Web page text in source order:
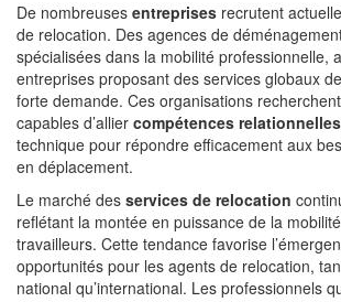
De nombreuses entreprises recrutent
de relocation. Des agences de
spécialisées dans la mobilité professionnelle,
entreprises proposant des services globaux
forte demande. Ces organisations
capables d’allier compétences relationnelles
technique pour répondre efficacement aux
en déplacement.
Le marché des services de relocation
reflétant la montée en puissance de la
travailleurs. Cette tendance favorise
opportunités pour les agents de relocation,
national qu’international. Les professionnels